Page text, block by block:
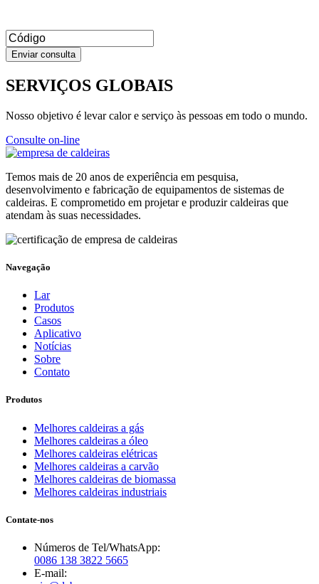
SERVIÇOS GLOBAIS
Nosso objetivo é levar calor e serviço às pessoas em todo o mundo.
Consulte on-line
Temos mais de 20 anos de experiência em pesquisa,
desenvolvimento e fabricação de equipamentos de sistemas de
caldeiras. E comprometido em projetar e produzir caldeiras que
atendam às suas necessidades.
Navegação
Lar
Produtos
Casos
Aplicativo
Notícias
Sobre
Contato
Produtos
Melhores caldeiras a gás
Melhores caldeiras a óleo
Melhores caldeiras elétricas
Melhores caldeiras a carvão
Melhores caldeiras de biomassa
Melhores caldeiras industriais
Contate-nos
Números de Tel/WhatsApp:
0086 138 3822 5665
E-mail: